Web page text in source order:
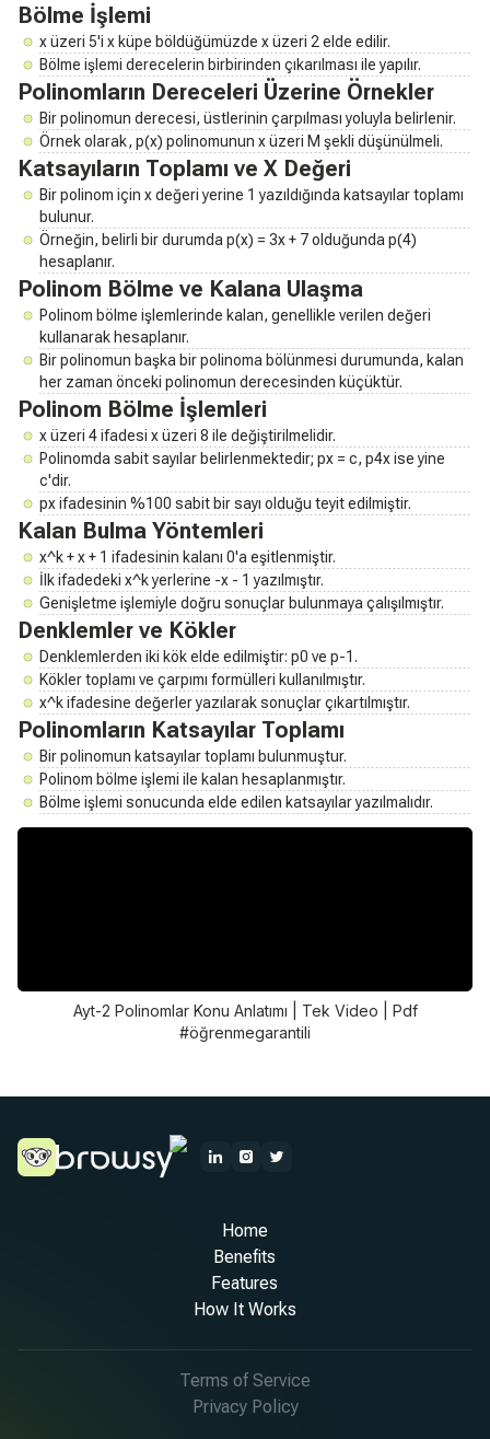
Bölme İşlemi
x üzeri 5'i x küpe böldüğümüzde x üzeri 2 elde edilir.
Bölme işlemi derecelerin birbirinden çıkarılması ile yapılır.
Polinomların Dereceleri Üzerine Örnekler
Bir polinomun derecesi, üstlerinin çarpılması yoluyla belirlenir.
Örnek olarak, p(x) polinomunun x üzeri M şekli düşünülmeli.
Katsayıların Toplamı ve X Değeri
Bir polinom için x değeri yerine 1 yazıldığında katsayılar toplamı
bulunur.
Örneğin, belirli bir durumda p(x) = 3x + 7 olduğunda p(4)
hesaplanır.
Polinom Bölme ve Kalana Ulaşma
Polinom bölme işlemlerinde kalan, genellikle verilen değeri
kullanarak hesaplanır.
Bir polinomun başka bir polinoma bölünmesi durumunda, kalan
her zaman önceki polinomun derecesinden küçüktür.
Polinom Bölme İşlemleri
x üzeri 4 ifadesi x üzeri 8 ile değiştirilmelidir.
Polinomda sabit sayılar belirlenmektedir; px = c, p4x ise yine
c'dir.
px ifadesinin %100 sabit bir sayı olduğu teyit edilmiştir.
Kalan Bulma Yöntemleri
x^k + x + 1 ifadesinin kalanı 0'a eşitlenmiştir.
İlk ifadedeki x^k yerlerine -x - 1 yazılmıştır.
Genişletme işlemiyle doğru sonuçlar bulunmaya çalışılmıştır.
Denklemler ve Kökler
Denklemlerden iki kök elde edilmiştir: p0 ve p-1.
Kökler toplamı ve çarpımı formülleri kullanılmıştır.
x^k ifadesine değerler yazılarak sonuçlar çıkartılmıştır.
Polinomların Katsayılar Toplamı
Bir polinomun katsayılar toplamı bulunmuştur.
Polinom bölme işlemi ile kalan hesaplanmıştır.
Bölme işlemi sonucunda elde edilen katsayılar yazılmalıdır.
Ayt-2 Polinomlar Konu Anlatımı | Tek Video | Pdf
#öğrenmegarantili
Home
Benefits
Features
How It Works
Privacy Policy
Terms of Service